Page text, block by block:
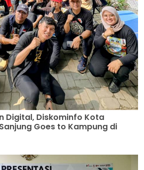
Digital, Diskominfo Kota
Goes to Kampung di